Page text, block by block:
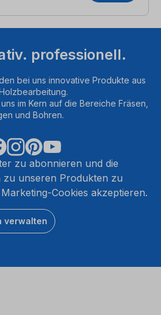
professionell.
bei uns innovative Produkte aus
im Kern auf die Bereiche Fräsen,
und Bohren.
zu abonnieren und die
zu unseren Produkten zu
Cookies akzeptieren.
verwalten